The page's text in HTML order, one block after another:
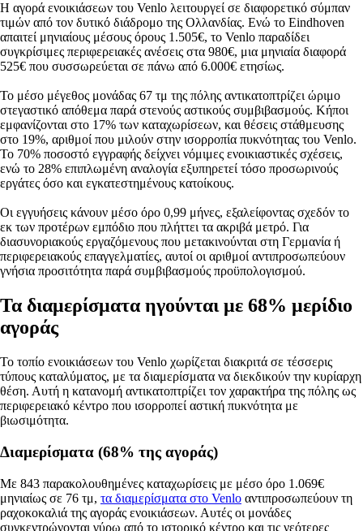
Η αγορά ενοικιάσεων του Venlo λειτουργεί σε διαφορετικό σύμπαν
τιμών από τον δυτικό διάδρομο της Ολλανδίας. Ενώ το Eindhoven
απαιτεί μηνιαίους μέσους όρους 1.505€, το Venlo παραδίδει
συγκρίσιμες περιφερειακές ανέσεις στα 980€, μια μηνιαία διαφορά
525€ που συσσωρεύεται σε πάνω από 6.000€ ετησίως.
Το μέσο μέγεθος μονάδας 67 τμ της πόλης αντικατοπτρίζει ώριμο
στεγαστικό απόθεμα παρά στενούς αστικούς συμβιβασμούς. Κήποι
εμφανίζονται στο 17% των καταχωρίσεων, και θέσεις στάθμευσης
στο 19%, αριθμοί που μιλούν στην ισορροπία πυκνότητας του Venlo.
Το 70% ποσοστό εγγραφής δείχνει νόμιμες ενοικιαστικές σχέσεις,
ενώ το 28% επιπλωμένη αναλογία εξυπηρετεί τόσο προσωρινούς
εργάτες όσο και εγκατεστημένους κατοίκους.
Οι εγγυήσεις κάνουν μέσο όρο 0,99 μήνες, εξαλείφοντας σχεδόν το
εκ των προτέρων εμπόδιο που πλήττει τα ακριβά μετρό. Για
διασυνοριακούς εργαζόμενους που μετακινούνται στη Γερμανία ή
περιφερειακούς επαγγελματίες, αυτοί οι αριθμοί αντιπροσωπεύουν
γνήσια προσιτότητα παρά συμβιβασμούς προϋπολογισμού.
Τα διαμερίσματα ηγούνται με 68% μερίδιο
αγοράς
Το τοπίο ενοικιάσεων του Venlo χωρίζεται διακριτά σε τέσσερις
τύπους καταλύματος, με τα διαμερίσματα να διεκδικούν την κυρίαρχη
θέση. Αυτή η κατανομή αντικατοπτρίζει τον χαρακτήρα της πόλης ως
περιφερειακό κέντρο που ισορροπεί αστική πυκνότητα με
βιωσιμότητα.
Διαμερίσματα (68% της αγοράς)
Με 843 παρακολουθημένες καταχωρίσεις με μέσο όρο 1.069€
μηνιαίως σε 76 τμ, τα διαμερίσματα στο Venlo αντιπροσωπεύουν τη
ραχοκοκαλιά της αγοράς ενοικιάσεων. Αυτές οι μονάδες
συγκεντρώνονται γύρω από το ιστορικό κέντρο και τις νεότερες